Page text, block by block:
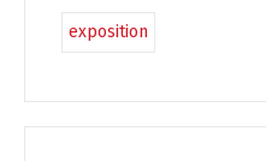
exposition